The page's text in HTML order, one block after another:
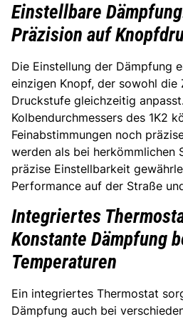
Einstellbare
Präzision auf
Die Einstellung der Dämpfung
einzigen Knopf, der sowohl die
Druckstufe gleichzeitig
Kolbendurchmessers des 1K2
Feinabstimmungen noch
werden als bei herkömmlichen
präzise Einstellbarkeit
Performance auf der Straße
Integriertes
Konstante Dämpfung
Temperaturen
Ein integriertes Thermostat
Dämpfung auch bei